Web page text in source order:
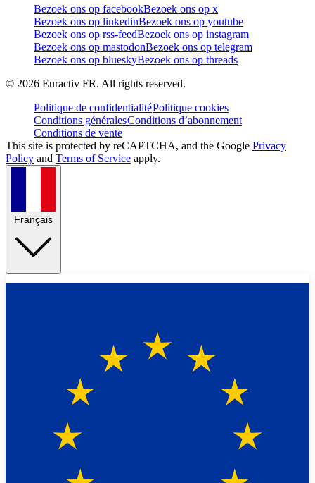
Bezoek ons op facebookBezoek ons op x
Bezoek ons op linkedinBezoek ons op youtube
Bezoek ons op rss-feedBezoek ons op instagram
Bezoek ons op mastodonBezoek ons op telegram
Bezoek ons op blueskyBezoek ons op threads
© 2026 Euractiv FR. All rights reserved.
Politique de confidentialitéPolitique cookies
Conditions généralesConditions d’abonnement
Conditions de vente
This site is protected by reCAPTCHA, and the Google Privacy
Policy and Terms of Service apply.
Français